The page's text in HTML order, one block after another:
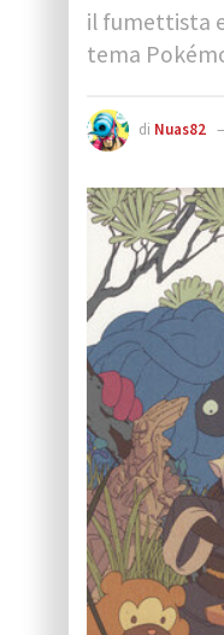
il fumettista
tema
di Nuas82